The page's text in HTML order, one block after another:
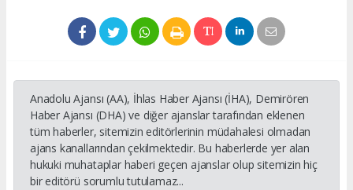
Anadolu Ajansı (AA), İhlas Haber Ajansı (İHA), Demirören
Haber Ajansı (DHA) ve diğer ajanslar tarafından eklenen
tüm haberler, sitemizin editörlerinin müdahalesi olmadan
ajans kanallarından çekilmektedir. Bu haberlerde yer alan
hukuki muhataplar haberi geçen ajanslar olup sitemizin hiç
bir editörü sorumlu tutulamaz...